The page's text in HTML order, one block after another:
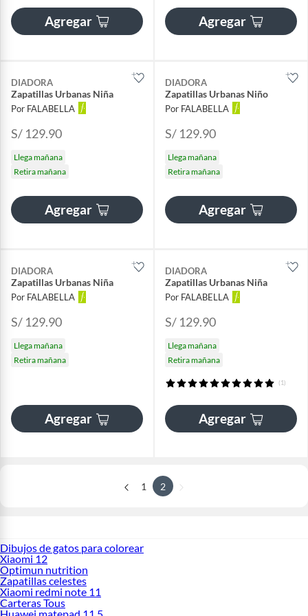
Agregar Agregar
DIADORA
Zapatillas Urbanas Niña
Por FALABELLA
S/ 129.90
Llega mañana
Retira mañana
Agregar
DIADORA
Zapatillas Urbanas Niño
Por FALABELLA
S/ 129.90
Llega mañana
Retira mañana
Agregar
DIADORA
Zapatillas Urbanas Niña
Por FALABELLA
S/ 129.90
Llega mañana
Retira mañana
Agregar
DIADORA
Zapatillas Urbanas Niña
Por FALABELLA
S/ 129.90
Llega mañana
Retira mañana
(1)
Agregar
1 2
Dibujos de gatos para colorear
Xiaomi 12
Optimun nutrition
Zapatillas celestes
Xiaomi redmi note 11
Carteras Tous